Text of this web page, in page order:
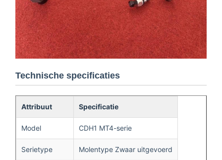
Technische specificaties
Attribuut Specificatie
Model CDH1 MT4-serie
Serietype Molentype Zwaar uitgevoerd